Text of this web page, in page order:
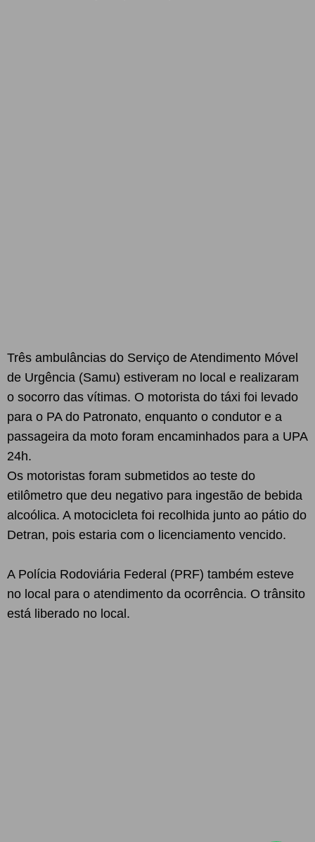
Três ambulâncias do Serviço de Atendimento Móvel
de Urgência (Samu) estiveram no local e realizaram
o socorro das vítimas. O motorista do táxi foi levado
para o PA do Patronato, enquanto o condutor e a
passageira da moto foram encaminhados para a UPA
24h.
Os motoristas foram submetidos ao teste do
etilômetro que deu negativo para ingestão de bebida
alcoólica. A motocicleta foi recolhida junto ao pátio do
Detran, pois estaria com o licenciamento vencido.
A Polícia Rodoviária Federal (PRF) também esteve
no local para o atendimento da ocorrência. O trânsito
está liberado no local.